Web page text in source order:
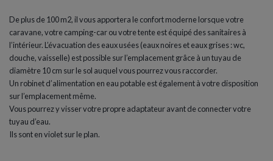
De plus de 100 m2, il vous apportera le confort moderne lorsque votre
caravane, votre camping-car ou votre tente est équipé des sanitaires à
l’intérieur. L’évacuation des eaux usées (eaux noires et eaux grises : wc,
douche, vaisselle) est possible sur l’emplacement grâce à un tuyau de
diamètre 10 cm sur le sol auquel vous pourrez vous raccorder.
Un robinet d’alimentation en eau potable est également à votre disposition
sur l’emplacement même.
Vous pourrez y visser votre propre adaptateur avant de connecter votre
tuyau d’eau.
Ils sont en violet sur le plan.